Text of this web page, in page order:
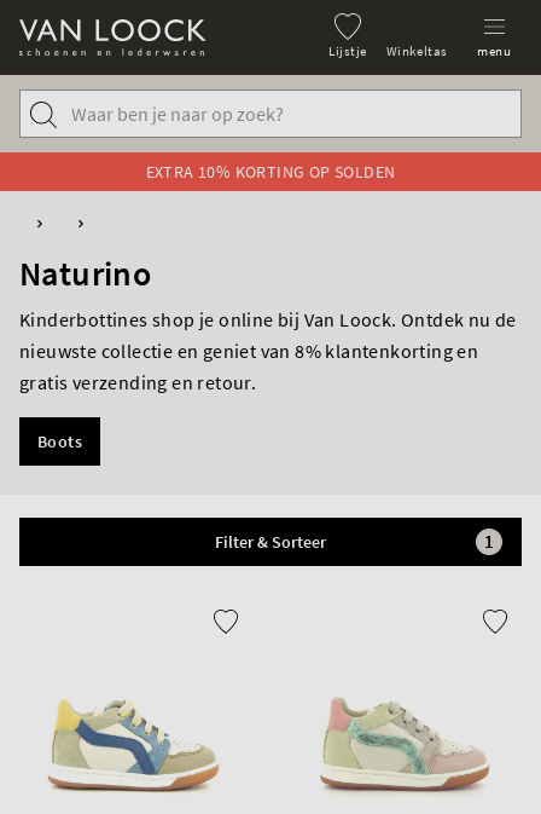
Lijstje Winkeltas menu
EXTRA 10% KORTING OP SOLDEN
Naturino
Kinderbottines shop je online bij Van Loock. Ontdek nu de
nieuwste collectie en geniet van 8% klantenkorting en
gratis verzending en retour.
Boots
Filter & Sorteer 1